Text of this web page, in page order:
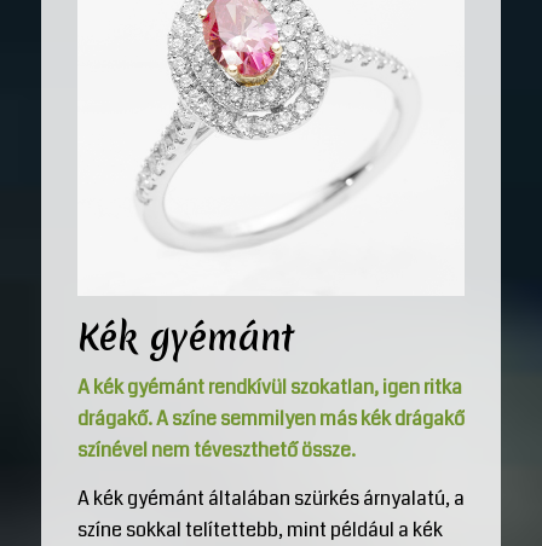
Kék gyémánt
A kék gyémánt rendkívül szokatlan, igen ritka
drágakő. A színe semmilyen más kék drágakő
színével nem téveszthető össze.
A kék gyémánt általában szürkés árnyalatú, a
színe sokkal telítettebb, mint például a kék